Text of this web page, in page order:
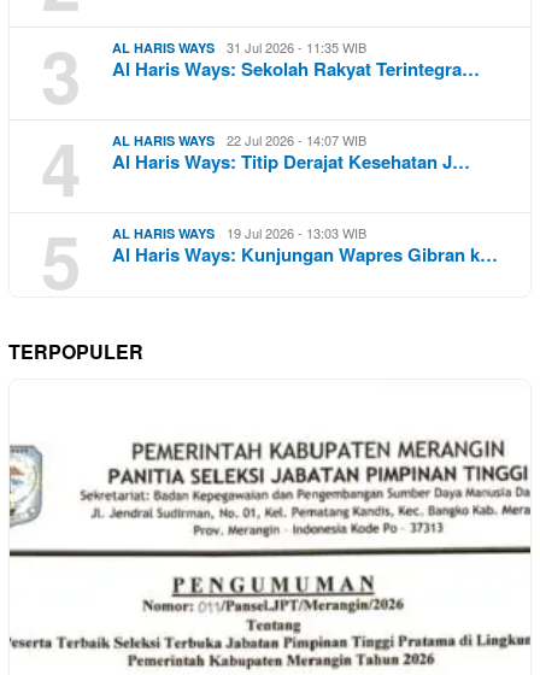
3 AL HARIS WAYS 31 Jul 2026 - 11:35 WIB
Al Haris Ways: Sekolah Rakyat Terintegra…
4 AL HARIS WAYS 22 Jul 2026 - 14:07 WIB
Al Haris Ways: Titip Derajat Kesehatan J…
5 AL HARIS WAYS 19 Jul 2026 - 13:03 WIB
Al Haris Ways: Kunjungan Wapres Gibran k…
TERPOPULER